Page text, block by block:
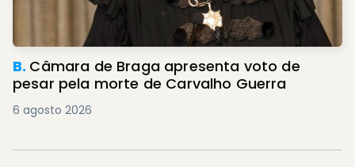
B. Câmara de Braga apresenta voto de
pesar pela morte de Carvalho Guerra
6 agosto 2026